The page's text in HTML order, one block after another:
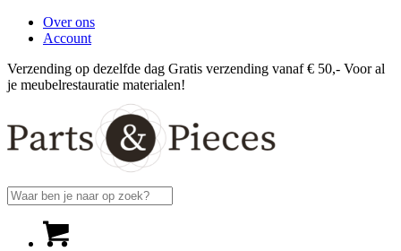
Over ons
Account
Verzending op dezelfde dag Gratis verzending vanaf € 50,- Voor al
je meubelrestauratie materialen!